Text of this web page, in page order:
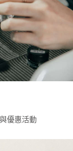
優惠活動